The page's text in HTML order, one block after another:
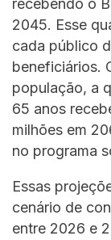
recebendo o
2045. Esse
cada público
beneficiários.
população, a
65 anos
milhões em
no programa
Essas
cenário de
entre 2026 e